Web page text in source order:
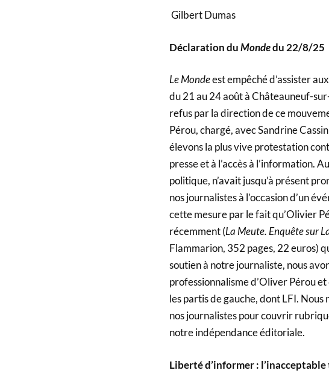
Gilbert Dumas
Déclaration duMondedu 22/8/25
Le Mondeest empêché d’assister
du 21 au 24 août à Châteauneuf-
refus par la direction de ce
Pérou, chargé, avec Sandrine
élevons la plus vive protestation
presse et à l’accès à l’information.
politique, n’avait jusqu’à présent
nos journalistes à l’occasion d’un
cette mesure par le fait qu’Olivier
récemment (La Meute. Enquête sur
Flammarion, 352 pages, 22 euros)
soutien à notre journaliste, nous
professionnalisme d’Oliver Pérou
les partis de gauche, dont LFI.
nos journalistes pour couvrir
notre indépendance éditoriale.
Liberté d’informer : l’inacceptable